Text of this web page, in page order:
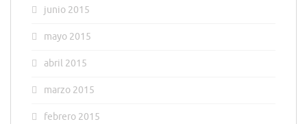
junio 2015
mayo 2015
abril 2015
marzo 2015
febrero 2015